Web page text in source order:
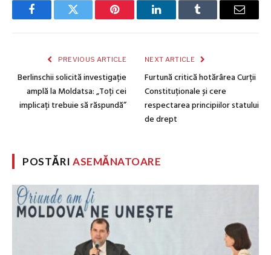
FacebookTwitter Pinterest LinkedInTumblr Email
PREVIOUS ARTICLE
Berlinschii solicită investigație
amplă la Moldatsa: „Toți cei
implicați trebuie să răspundă”
NEXT ARTICLE
Furtună critică hotărârea Curții
Constituționale și cere
respectarea principiilor statului
de drept
POSTĂRIASEMĂNATOARE